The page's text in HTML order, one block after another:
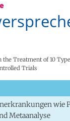
Treatment of 10
Trials
wie
Metaanalyse